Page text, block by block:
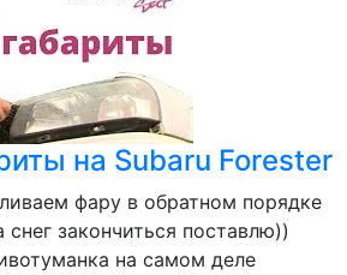
на Subaru Forester
фару в обратном порядке
закончиться поставлю))
на самом деле